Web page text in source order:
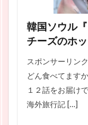
韓国ソウル
チーズのホ
スポンサーリン
どん食べてます
１２話をお届け
海外旅行記 […]